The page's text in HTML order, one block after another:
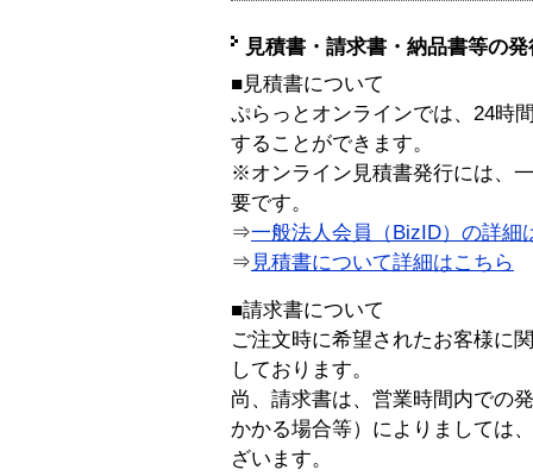
見積書・請求書・納品書等の
■見積書について
ぷらっとオンラインでは、24時
することができます。
※オンライン見積書発行には、
要です。
⇒一般法人会員（BizID）の詳細
⇒ 見積書について詳細はこちら
■請求書について
ご注文時に希望されたお客様に
しております。
尚、請求書は、営業時間内での
かかる場合等）によりましては
ざいます。